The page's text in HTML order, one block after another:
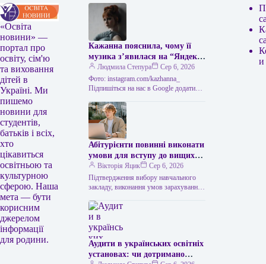
«Освіта
новини» —
портал про
освіту, сім'ю
та виховання
дітей в
Україні. Ми
пишемо
новини для
студентів,
батьків і всіх,
хто
цікавиться
освітньою та
культурною
сферою. Наша
мета — бути
корисним
джерелом
інформації
для родини.
Кажанна пояснила, чому її
музика з’явилася на “Яндекс
Музиці”.
Людмила Степура
Сер 6, 2026
Фото: instagram.com/kazhanna_
Підпишіться на нас в Google додати
розмістили на сервісі “Яндекс Музика”
контрафактні копії композицій
Кажанни.…
Абітурієнти повинні виконати
умови для вступу до вищих
навчальних закладів до 11
серпня.
Вікторія Яцик
Сер 6, 2026
Підтвердження вибору навчального
закладу, виконання умов зарахування
зарахування Абітурієнти, які
претендують на вступ до…
Аудити в українських освітніх
установах: чи дотримано
и